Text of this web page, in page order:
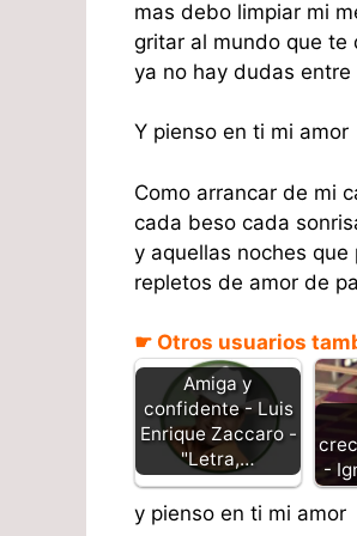
mas debo limpiar mi
gritar al mundo que te
ya no hay dudas entre
Y pienso en ti mi amor
Como arrancar de mi
cada beso cada
y aquellas noches que
repletos de amor de
☛ Otros usuarios
Amiga y
confidente - Luis
Enrique Zaccaro -
"Letra,…
-
y pienso en ti mi amor